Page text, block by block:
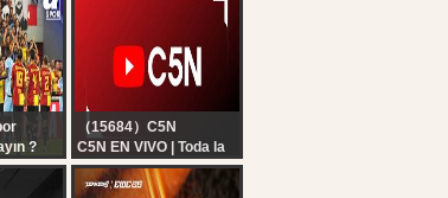
1 -
じさんじ/鈴原るる 】
?
（15684）C5N
C5N EN VIVO | Toda la
información en un solo
lugar | Seguí la